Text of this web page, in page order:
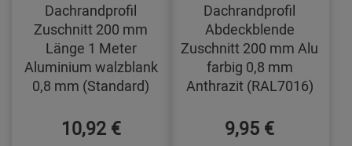
Dachrandprofil
Zuschnitt 200 mm
Länge 1 Meter
Aluminium walzblank
0,8 mm (Standard)
10,92 €
Dachrandprofil
Abdeckblende
Zuschnitt 200 mm Alu
farbig 0,8 mm
Anthrazit (RAL7016)
9,95 €